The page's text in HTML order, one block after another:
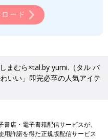
ード
しまむら×tal.by yumi.（タル バ
いい」即完必至の人気アイテ
店・電子書籍配信サービスが、
用許諾を得た正規版配信サービス